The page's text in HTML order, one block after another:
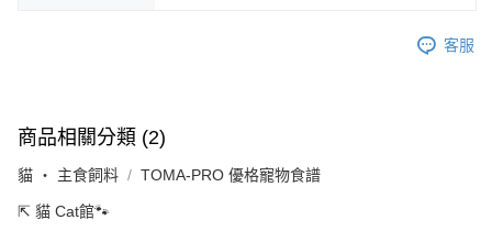
客服
商品相關分類 (2)
貓 ‧ 主食飼料 TOMA-PRO 優格寵物食譜
⇱ 貓 Cat館🐾